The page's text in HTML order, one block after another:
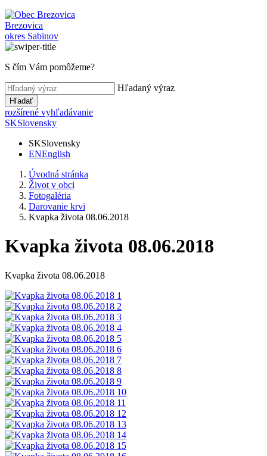
Brezovica
okres Sabinov
S čím Vám pomôžeme?
Hľadaný výraz
Hľadať
rozšírené vyhľadávanie
SKSlovensky
SKSlovensky
ENEnglish
Úvodná stránka
Život v obci
Fotogaléria
Darovanie krvi
Kvapka života 08.06.2018
Kvapka života 08.06.2018
Kvapka života 08.06.2018